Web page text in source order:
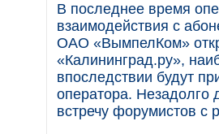
В последнее время
взаимодействия с
ОАО «ВымпелКом»
«Калининград.ру»,
впоследствии будут
оператора. Незадолго
встречу форумистов с